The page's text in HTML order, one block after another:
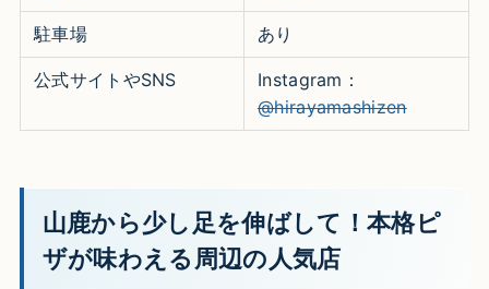
駐車場 あり
公式サイトやSNS
Instagram：
@hirayamashizen
山鹿から少し足を伸ばして！本格ピ
ザが味わえる周辺の人気店